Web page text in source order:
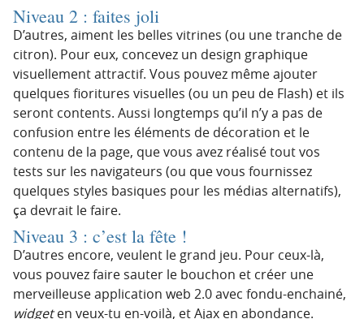
Niveau 2 : faites joli
D’autres, aiment les belles vitrines (ou une tranche de
citron). Pour eux, concevez un design graphique
visuellement attractif. Vous pouvez même ajouter
quelques fioritures visuelles (ou un peu de Flash) et ils
seront contents. Aussi longtemps qu’il n’y a pas de
confusion entre les éléments de décoration et le
contenu de la page, que vous avez réalisé tout vos
tests sur les navigateurs (ou que vous fournissez
quelques styles basiques pour les médias alternatifs),
ça devrait le faire.
Niveau 3 : c’est la fête !
D’autres encore, veulent le grand jeu. Pour ceux-là,
vous pouvez faire sauter le bouchon et créer une
merveilleuse application web 2.0 avec fondu-enchainé,
widgeten veux-tu en-voilà, et Ajax en abondance.